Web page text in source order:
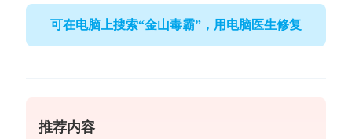
可在电脑上搜索“金山毒霸”，用电脑医生修复
推荐内容